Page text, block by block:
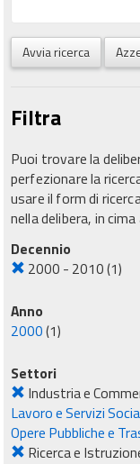
Avvia ricerca
Filtra
Puoi trovare la
perfezionare la
usare il form di
nella delibera, in
Decennio
2000 - 2010(1)
Anno
2000(1)
Settori
Industria e
Lavoro e Servizi
Opere Pubbliche e
Ricerca e